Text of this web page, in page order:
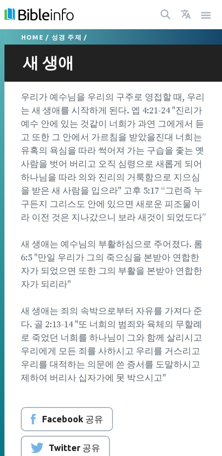
HOME / 성경 주제 /
새 생애
우리가 예수님을 우리의 구주로 영접할 때, 우리
는 새 생애를 시작하게 된다. 엡 4:21-24 "진리가
예수 안에 있는 것같이 너희가 과연 그에게서 듣
고 또한 그 안에서 가르침을 받았을진대 너희는
유혹의 욕심을 따라 썩어져 가는 구습을 좇는 옛
사람을 벗어 버리고 오직 심령으로 새롭게 되어
하나님을 따라 의와 진리의 거룩함으로 지으심
을 받은 새 사람을 입으라" 고후 5:17 “그런즉 누
구든지 그리스도 안에 있으면 새로운 피조물이
라 이전 것은 지나갔으니 보라 새것이 되었도다”
새 생애는 예수님의 부활하심으로 주어졌다. 롬
6:5 "만일 우리가 그의 죽으심을 본받아 연합한
자가 되었으면 또한 그의 부활을 본받아 연합한
자가 되리라"
새 생애는 죄의 속박으로부터 자유를 가져다 준
다. 골 2:13-14 "또 너희의 범죄와 육체의 무할례
로 죽었던 너희를 하나님이 그와 함께 살리시고
우리에게 모든 죄를 사하시고 우리를 거스리고
우리를 대적하는 의문에 쓴 증서를 도말하시고
제하여 버리사 십자가에 못 박으시고"
Facebook 공유
Twitter 공유